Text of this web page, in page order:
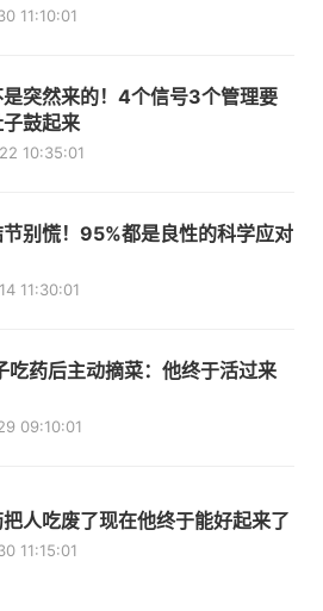
11:10:01
是突然来的！4个信号3个管理要
鼓起来
10:35:01
节别慌！95%都是良性的科学应对
11:30:01
吃药后主动摘菜：他终于活过来
09:10:01
人吃废了现在他终于能好起来了
11:15:01